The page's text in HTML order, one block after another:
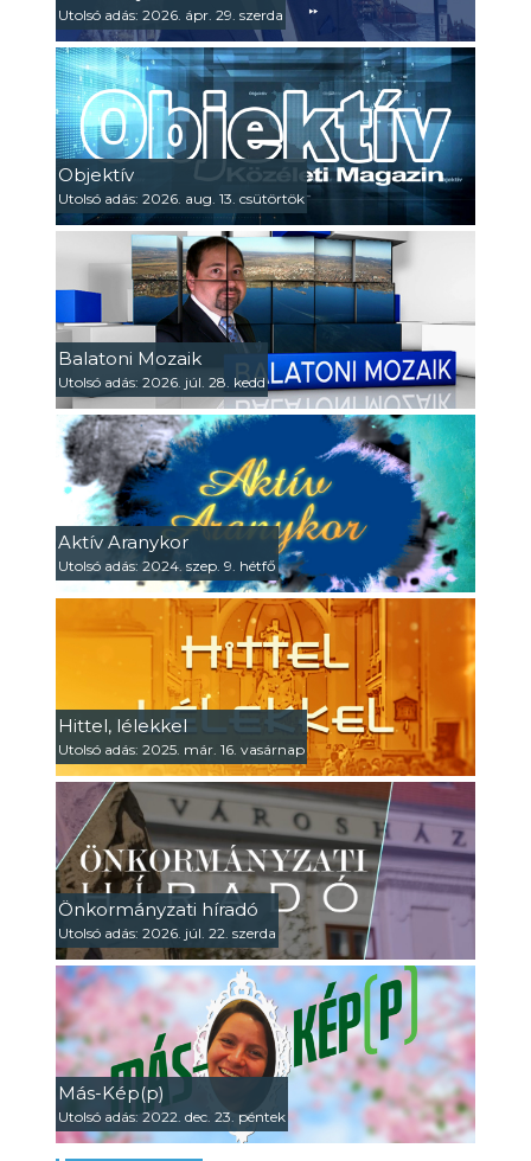
Utolsó adás: 2026. ápr. 29. szerda
Objektív
Utolsó adás: 2026. aug. 13. csütörtök
Balatoni Mozaik
Utolsó adás: 2026. júl. 28. kedd
Aktív Aranykor
Utolsó adás: 2024. szep. 9. hétfő
Hittel, lélekkel
Utolsó adás: 2025. már. 16. vasárnap
Önkormányzati híradó
Utolsó adás: 2026. júl. 22. szerda
Más-Kép(p)
Utolsó adás: 2022. dec. 23. péntek